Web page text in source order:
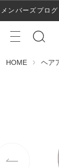
メンバーズプロ
HOME ヘア